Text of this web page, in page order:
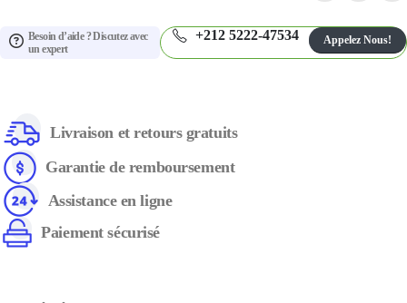
Besoin d’aide ? Discutez avec
un expert
+212 5222-47534 Appelez Nous!
Livraison et retours gratuits
Garantie de remboursement
Assistance en ligne
Paiement sécurisé